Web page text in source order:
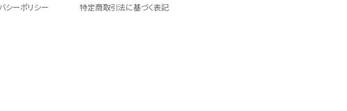
シーポリシー 特定商取引法に基づく表記